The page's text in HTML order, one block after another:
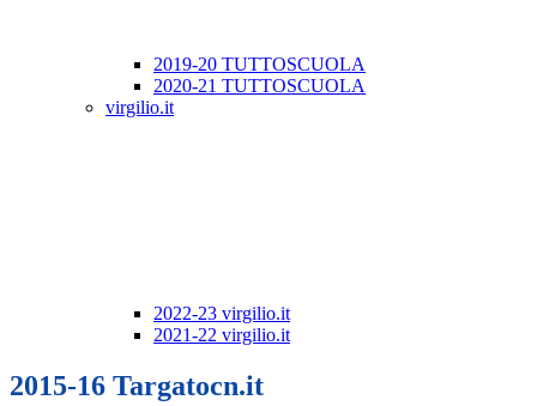
2019-20 TUTTOSCUOLA
2020-21 TUTTOSCUOLA
virgilio.it
2022-23 virgilio.it
2021-22 virgilio.it
2015-16 Targatocn.it